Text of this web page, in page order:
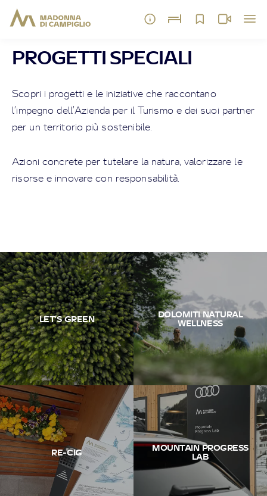
PROGETTI SPECIALI
Scopri i progetti e le iniziative che raccontano
l’impegno dell’Azienda per il Turismo e dei suoi partner
per un territorio più sostenibile.
Azioni concrete per tutelare la natura, valorizzare le
risorse e innovare con responsabilità.
LET’S GREEN
DOLOMITI NATURAL
WELLNESS
RE-CIG
MOUNTAIN PROGRESS
LAB